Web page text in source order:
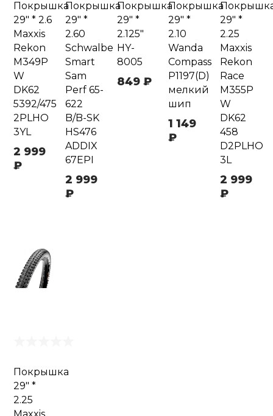
Покрышка
29" * 2.6
Maxxis
Rekon
M349P
W
DK62
5392/475
2PLHO
3YL
2 999
₽
Покрышка
29" *
2.60
Schwalbe
Smart
Sam
Perf 65-
622
B/B-SK
HS476
ADDIX
67EPI
2 999
₽
Покрышка
29" *
2.125"
HY-
8005
849 ₽
Покрышка
29" *
2.10
Wanda
Compass
P1197(D)
мелкий
шип
1 149
₽
29" *
2.25
Maxxis
Rekon
Race
M355P
W
DK62
458
D2PLHO
3L
2 999
₽
Покрышка
29" *
2.25